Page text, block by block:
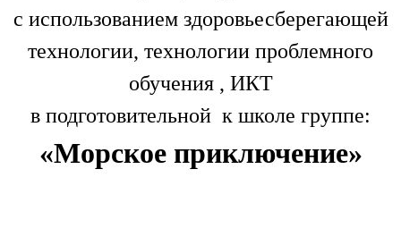
с использованием здоровьесберегающей
технологии, технологии проблемного
обучения , ИКТ
в подготовительной к школе группе:
«Морское приключение»